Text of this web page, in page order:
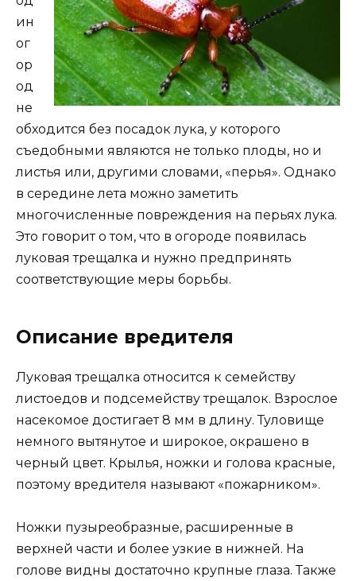
ин
ог
ор
од
не
обходится без посадок лука, у которого
съедобными являются не только плоды, но и
листья или, другими словами, «перья». Однако
в середине лета можно заметить
многочисленные повреждения на перьях лука.
Это говорит о том, что в огороде появилась
луковая трещалка и нужно предпринять
соответствующие меры борьбы.
Описание вредителя
Луковая трещалка относится к семейству
листоедов и подсемейству трещалок. Взрослое
насекомое достигает 8 мм в длину. Туловище
немного вытянутое и широкое, окрашено в
черный цвет. Крылья, ножки и голова красные,
поэтому вредителя называют «пожарником».
Ножки пузыреобразные, расширенные в
верхней части и более узкие в нижней. На
голове видны достаточно крупные глаза. Также